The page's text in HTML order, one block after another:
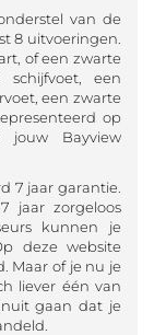
van de
8 uitvoeringen.
of een zwarte
een
een zwarte
op
Bayview
7 jaar garantie.
jaar zorgeloos
kunnen je
deze website
Maar of je nu je
liever één van
gaan dat je